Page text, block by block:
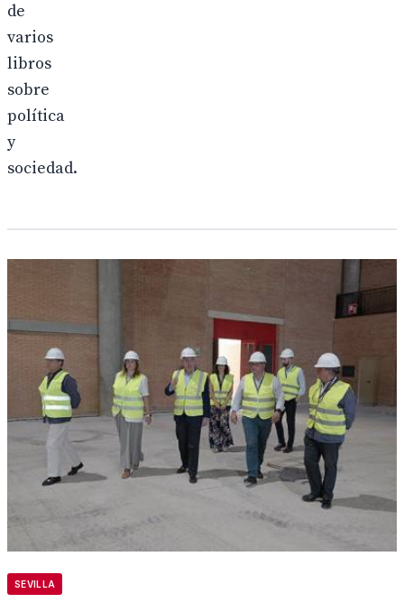
de
varios
libros
sobre
política
y
sociedad.
SEVILLA